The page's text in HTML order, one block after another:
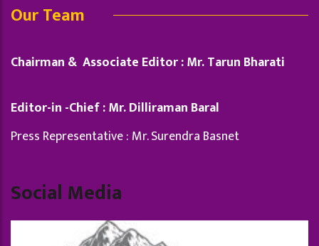
Our Team
Chairman & Associate Editor : Mr. Tarun Bharati
Editor-in -Chief : Mr. Dilliraman Baral
Press Representative : Mr. Surendra Basnet
Social Media